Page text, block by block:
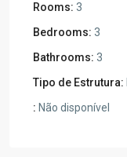
Rooms: 3
Bedrooms: 3
Bathrooms: 3
Tipo de Estrutura:
: Não disponível